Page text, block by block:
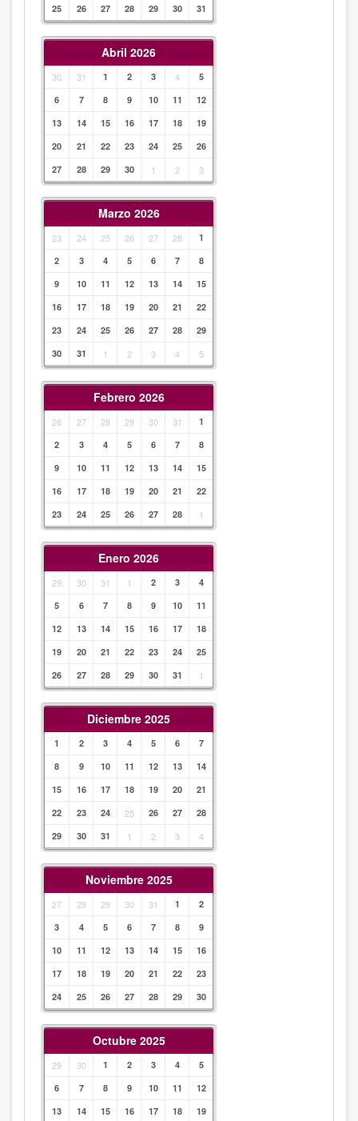
25
26 27 28 29 30 31
Abril 2026
30 31 1 2 3 4
5
6
7 8 9 10 11
12
13
14 15 16 17 18
19
20
21 22 23 24 25
26
27
28 29 30 1 2 3
Marzo 2026
23 24 25 26 27 28
1
2
3 4 5 6 7
8
9
10 11 12 13 14
15
16
17 18 19 20 21
22
23
24 25 26 27 28
29
30
31 1 2 3 4 5
Febrero 2026
26 27 28 29 30 31
1
2
3 4 5 6 7
8
9
10 11 12 13 14
15
16
17 18 19 20 21
22
23
24 25 26 27 28 1
Enero 2026
29 30 31 1 2 3
4
5
6 7 8 9 10
11
12
13 14 15 16 17
18
19
20 21 22 23 24
25
26
27 28 29 30 31 1
Diciembre 2025
1 2 3 4 5 6
7
8
9 10 11 12 13
14
15
16 17 18 19 20
21
22
23 24 25 26 27
28
29
30 31 1 2 3 4
Noviembre 2025
27 29 29 30 31 1
2
3
4 5 6 7 8
9
10
11 12 13 14 15
16
17
18 19 20 21 22
23
24
25 26 27 28 29 30
Octubre 2025
29 30 1 2 3 4
5
6
7 8 9 10 11
12
13
14 15 16 17 18
19